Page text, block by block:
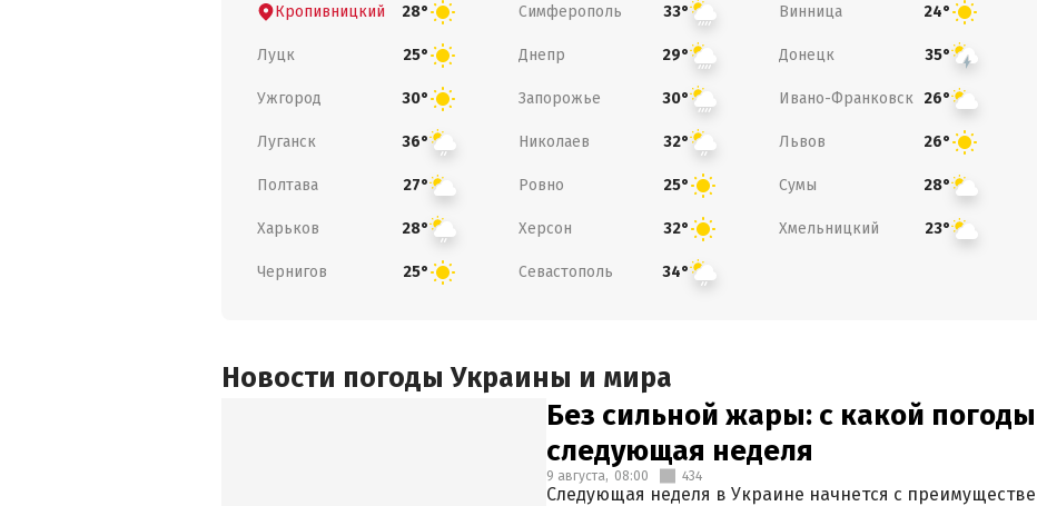
Кропивницкий 28° Симферополь 33° Винница 24°
Луцк 25° Днепр 29° Донецк 35°
Ужгород 30° Запорожье 30° Ивано-Франковск 26°
Луганск 36° Николаев 32° Львов 26°
Полтава 27° Ровно 25° Сумы 28°
Харьков 28° Херсон 32° Хмельницкий 23°
Чернигов 25° Севастополь 34°
Новости погоды Украины и мира
Без сильной жары: с какой
следующая неделя
9 августа, 08:00 434
Следующая неделя в Украине начнется с